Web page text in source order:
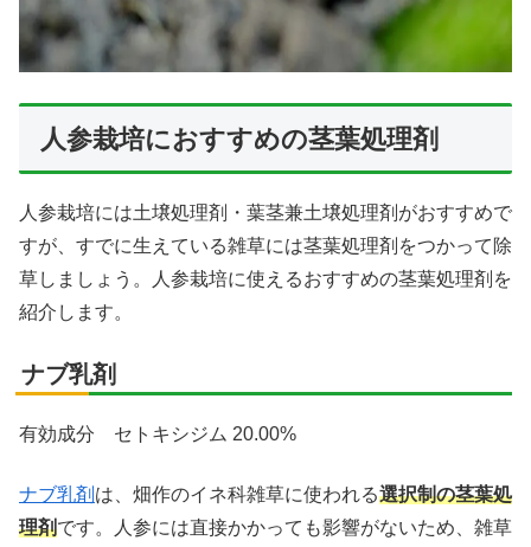
人参栽培におすすめの茎葉処理剤
人参栽培には土壌処理剤・葉茎兼土壌処理剤がおすすめで
すが、すでに生えている雑草には茎葉処理剤をつかって除
草しましょう。人参栽培に使えるおすすめの茎葉処理剤を
紹介します。
ナブ乳剤
有効成分 セトキシジム 20.00%
ナブ乳剤 は、畑作のイネ科雑草に使われる選択制の茎葉処
理剤です。人参には直接かかっても影響がないため、雑草